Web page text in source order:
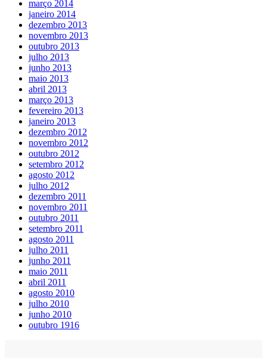
março 2014
janeiro 2014
dezembro 2013
novembro 2013
outubro 2013
julho 2013
junho 2013
maio 2013
abril 2013
março 2013
fevereiro 2013
janeiro 2013
dezembro 2012
novembro 2012
outubro 2012
setembro 2012
agosto 2012
julho 2012
dezembro 2011
novembro 2011
outubro 2011
setembro 2011
agosto 2011
julho 2011
junho 2011
maio 2011
abril 2011
agosto 2010
julho 2010
junho 2010
outubro 1916